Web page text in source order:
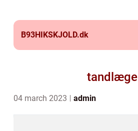
B93HIKSKJOLD.dk
tandlæge
04 march 2023 admin